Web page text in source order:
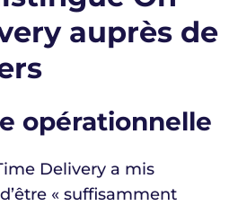
auprès de
opérationnelle
Delivery a mis
« suffisamment